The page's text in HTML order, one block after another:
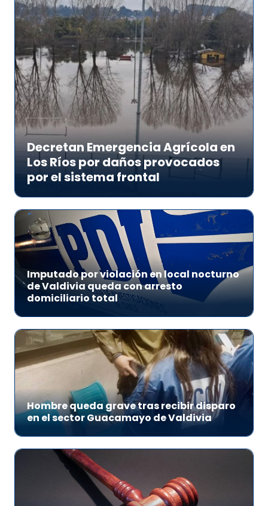
Decretan Emergencia Agrícola en
Los Ríos por daños provocados
por el sistema frontal
Imputado por violación en local nocturno
de Valdivia queda con arresto
domiciliario total
Hombre queda grave tras recibir disparo
en el sector Guacamayo de Valdivia